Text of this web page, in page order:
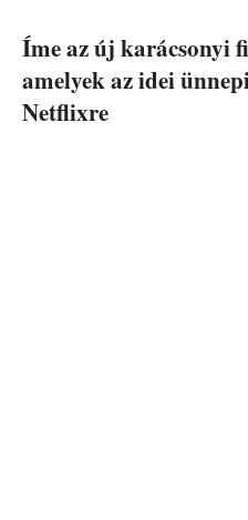
Íme az új karácsonyi
amelyek az idei
Netflixre